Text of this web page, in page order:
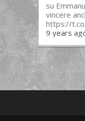
su
vincere
https://
9 years